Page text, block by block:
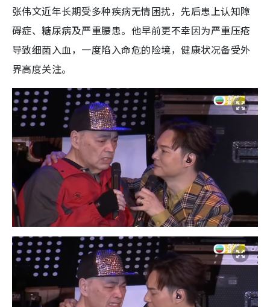
张伟文近年长期受多种疾病无情困扰，先后患上认知障
碍症、糖尿病及严重腰患。他早前更不幸因为严重压疮
导致细菌入血，一度陷入命危的险境，健康状况备受外
界高度关注。